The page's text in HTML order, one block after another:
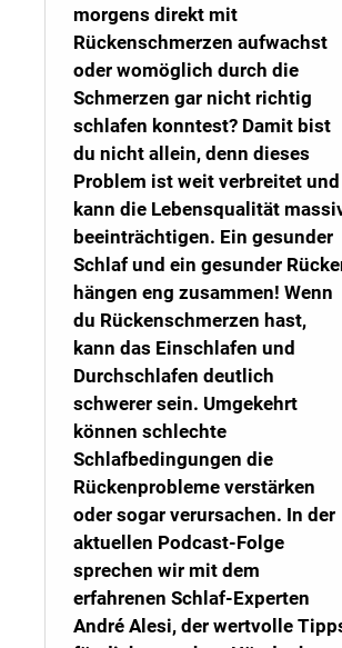
morgens direkt mit
Rückenschmerzen aufwachst
oder womöglich durch die
Schmerzen gar nicht richtig
schlafen konntest? Damit bist
du nicht allein, denn dieses
Problem ist weit verbreitet und
kann die Lebensqualität
beeinträchtigen. Ein gesunder
Schlaf und ein gesunder
hängen eng zusammen! Wenn
du Rückenschmerzen hast,
kann das Einschlafen und
Durchschlafen deutlich
schwerer sein. Umgekehrt
können schlechte
Schlafbedingungen die
Rückenprobleme verstärken
oder sogar verursachen. In der
aktuellen Podcast-Folge
sprechen wir mit dem
erfahrenen Schlaf-Experten
André Alesi, der wertvolle